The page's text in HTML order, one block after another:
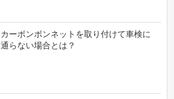
カーボンボンネットを取り付けて車検に
通らない場合とは？